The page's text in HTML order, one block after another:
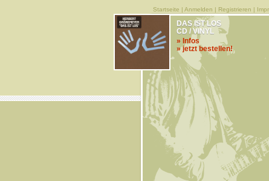
Startseite | Anmelden | Registrieren |
DAS IST LOS
CD / VINYL
» Infos
» jetzt bestellen!